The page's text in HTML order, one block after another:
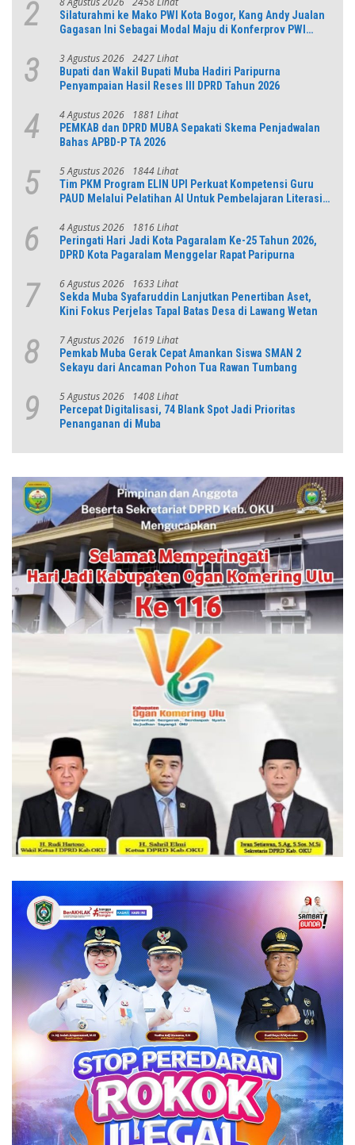
2
Silaturahmi ke Mako PWI Kota Bogor, Kang Andy Jualan
Gagasan Ini Sebagai Modal Maju di Konferprov PWI
3 3 Agustus 2026 2427 Lihat
Bupati dan Wakil Bupati Muba Hadiri Paripurna
Penyampaian Hasil Reses III DPRD Tahun 2026
4 4 Agustus 2026 1881 Lihat
PEMKAB dan DPRD MUBA Sepakati Skema Penjadwalan
Bahas APBD-P TA 2026
5 5 Agustus 2026 1844 Lihat
Tim PKM Program ELIN UPI Perkuat Kompetensi Guru
PAUD Melalui Pelatihan AI Untuk Pembelajaran Literasi
6 4 Agustus 2026 1816 Lihat
Peringati Hari Jadi Kota Pagaralam Ke-25 Tahun 2026,
DPRD Kota Pagaralam Menggelar Rapat Paripurna
7 6 Agustus 2026 1633 Lihat
Sekda Muba Syafaruddin Lanjutkan Penertiban Aset,
Kini Fokus Perjelas Tapal Batas Desa di Lawang Wetan
8 7 Agustus 2026 1619 Lihat
Pemkab Muba Gerak Cepat Amankan Siswa SMAN 2
Sekayu dari Ancaman Pohon Tua Rawan Tumbang
9 5 Agustus 2026 1408 Lihat
Percepat Digitalisasi, 74 Blank Spot Jadi Prioritas
Penanganan di Muba